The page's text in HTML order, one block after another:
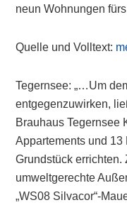
neun Wohnungen
Quelle und Volltext:
Tegernsee: „…Um
entgegenzuwirken,
Brauhaus Tegernsee
Appartements und
Grundstück errichten.
umweltgerechte
„WS08 Silvacor“-